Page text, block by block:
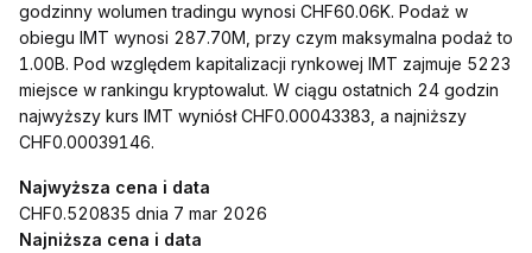
godzinny wolumen tradingu wynosi CHF60.06K. Podaż w
obiegu IMT wynosi 287.70M, przy czym maksymalna podaż to
1.00B. Pod względem kapitalizacji rynkowej IMT zajmuje 5223
miejsce w rankingu kryptowalut. W ciągu ostatnich 24 godzin
najwyższy kurs IMT wyniósł CHF0.00043383, a najniższy
CHF0.00039146.
Najwyższa cena i data
CHF0.520835 dnia 7 mar 2026
Najniższa cena i data